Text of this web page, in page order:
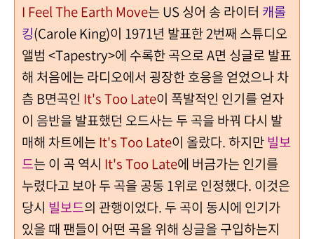
I Feel The Earth Move는 US 싱어 송 라이터 캐롤
킹(Carole King)이 1971년 발표한 2번째 스튜디오
앨범 <Tapestry>에 수록한 곡으로 A면 싱글로 발표
해 처음에는 라디오에서 굉장한 호응을 얻었으나 차
츰 B면곡인 It's Too Late이 폭발적인 인기를 얻자
이 음반을 발표했던 오드사는 두 곡을 바꿔 다시 발
매해 차트에는 It's Too Late이 올랐다. 하지만빌보
드는 이 곡 역시 It's Too Late에 버금가는 인기를
누렸다고 보아 두 곡을 공동 1위로 인정했다. 이것은
당시 빌보드의 관행이었다. 두 곡이 동시에 인기가
있을 때 팬들이 어떤 곡을 위해 싱글을 구입하는지